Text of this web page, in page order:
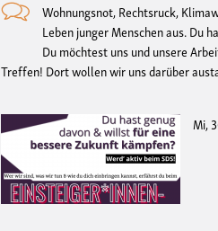
Wohnungsnot, Rechtsruck,
Leben junger Menschen aus.Du
Du möchtest uns und unsere
Treffen! Dort wollen wir uns darüber
Mi,